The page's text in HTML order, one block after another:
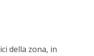
della zona, in